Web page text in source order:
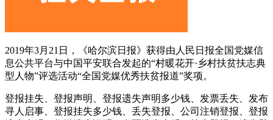
2019年3月21日，《哈尔滨日报》获得由人民日报全国党媒信
息公共平台与中国平安联合发起的“村暖花开·乡村扶贫扶志典
型人物”评选活动“全国党媒优秀扶贫报道”奖项。
登报挂失、登报声明、登报遗失声明多少钱、发票丢失、发布
寻人启事、登报挂失多少钱、丢失登报、公司注销登报、登报